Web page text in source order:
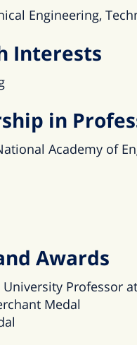
Engineering,
Interests
in
Academy of
Awards
Professor
Medal